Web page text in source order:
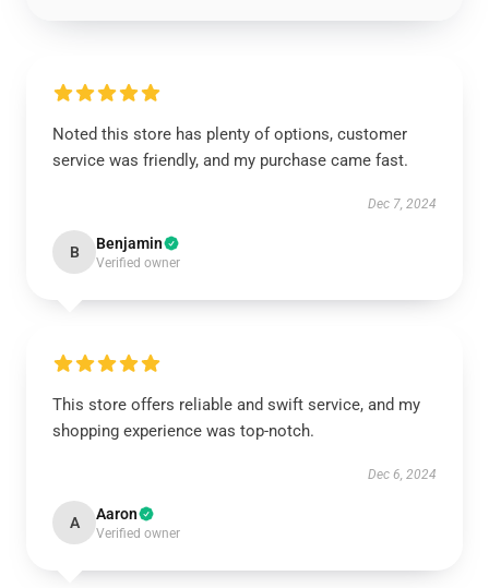
Noted this store has plenty of options, customer
service was friendly, and my purchase came fast.
Dec 7, 2024
B Benjamin
Verified owner
This store offers reliable and swift service, and my
shopping experience was top-notch.
Dec 6, 2024
A Aaron
Verified owner